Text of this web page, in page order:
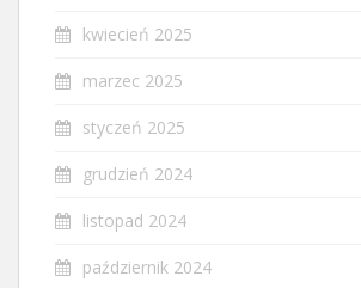
kwiecień 2025
marzec 2025
styczeń 2025
grudzień 2024
listopad 2024
październik 2024